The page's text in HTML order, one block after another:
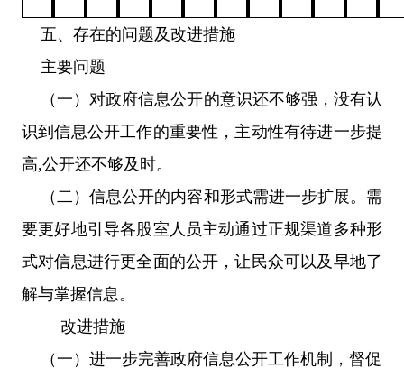
五、 存在的问题及改进措施
主要问题
（一） 对政府信息公开的意识还不够强，没有认
识到信息公开工作的重要性，主动性有待进一步提
高,公开还不够及时。
（二）信息公开的内容和形式需进一步扩展。需
要更好地引导各股室人员主动通过正规渠道多种形
式对信息进行更全面的公开，让民众可以及早地了
解与掌握信息。
改进措施
（一）进一步完善政府信息公开工作机制，督促